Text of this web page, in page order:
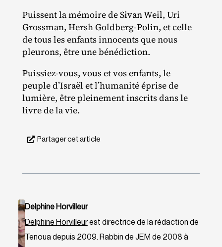
Puissent la mémoire de Sivan Weil, Uri
Grossman, Hersh Goldberg‐​Polin, et celle
de tous les enfants innocents que nous
pleurons, être une bénédiction.
Puissiez‐​vous, vous et vos enfants, le
peuple d’Israël et l’humanité éprise de
lumière, être pleinement inscrits dans le
livre de la vie.
Partager cet article
Delphine Horvilleur
Delphine Horvilleurest directrice de la rédaction de
Tenoua depuis 2009. Rabbin de JEM de 2008 à